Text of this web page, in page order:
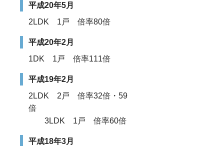
平成20年5月
2LDK 1戸 倍率80倍
平成20年2月
1DK 1戸 倍率111倍
平成19年2月
2LDK 2戸 倍率32倍・59
倍
3LDK 1戸 倍率60倍
平成18年3月